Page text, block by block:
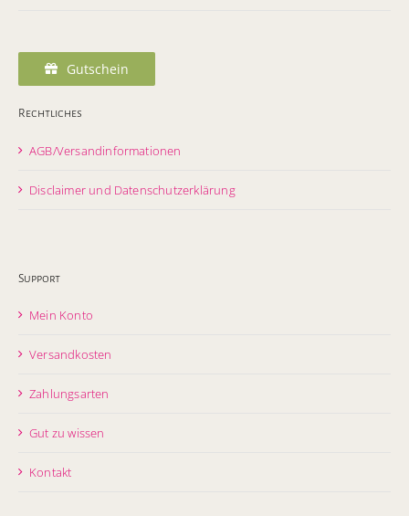
Gutschein
Rechtliches
AGB/Versandinformationen
Disclaimer und Datenschutzerklärung
Support
Mein Konto
Versandkosten
Zahlungsarten
Gut zu wissen
Kontakt